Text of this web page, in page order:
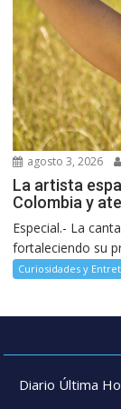
agosto 3, 2026
La artista
Colombia y
Especial.- La
fortaleciendo su
Curiosidades y
Diario Última